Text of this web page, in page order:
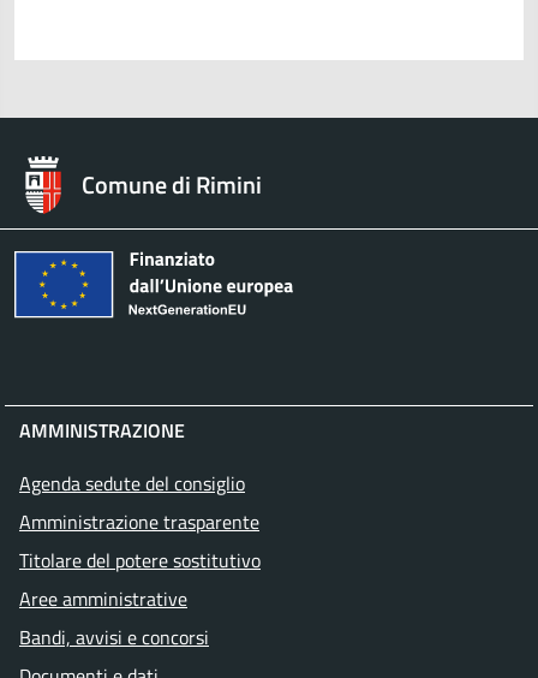
Comune di Rimini
AMMINISTRAZIONE
Agenda sedute del consiglio
Amministrazione trasparente
Titolare del potere sostitutivo
Aree amministrative
Bandi, avvisi e concorsi